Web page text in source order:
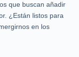
que buscan añadir
¿Están listos para
en los